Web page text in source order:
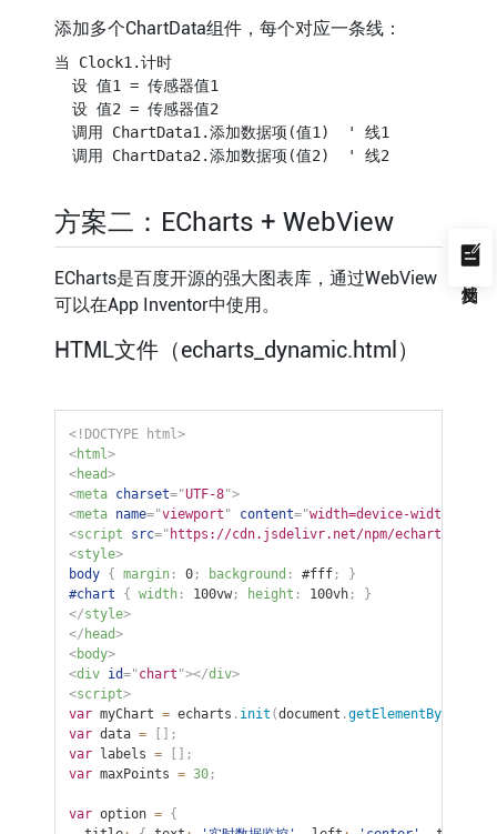
添加多个ChartData组件，每个对应一条线：
当 Clock1.计时
  设 值1 = 传感器值1
  设 值2 = 传感器值2
  调用 ChartData1.添加数据项(值1)  ' 线1
方案二：ECharts + WebView
ECharts是百度开源的强大图表库，通过WebView
可以在App Inventor中使用。
HTML文件（echarts_dynamic.html）
<! DOCTYPE html >
<html >
<head>
<meta charset="UTF-8">
<meta name="viewport " content="width=device-width,
<script src=" https://cdn.jsdelivr.net/npm/echarts@5/
<style>
body
{ margin: 0; background : #fff;
}
#chart
{ width: 100vw; height : 100vh;
}
</style>
</ head>
<body>
<div id="chart "></div>
<script>
var myChart = echarts . init (document .getElementById
var data = [ ] ;
var labels = [ ] ;
var maxPoints = 30;
var option =
{